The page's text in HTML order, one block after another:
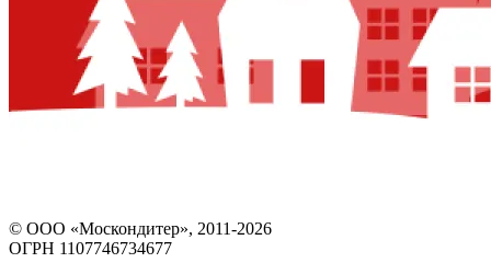
© ООО «Москондитер», 2011-2026
ОГРН 1107746734677